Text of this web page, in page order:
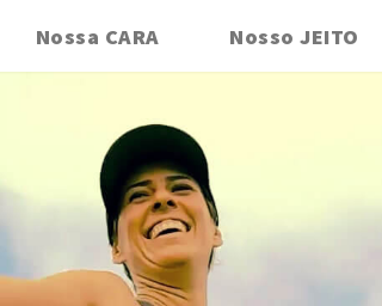
Nossa CARA Nosso JEITO